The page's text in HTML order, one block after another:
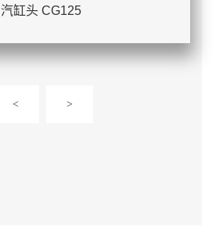
汽缸头 CG125
< >